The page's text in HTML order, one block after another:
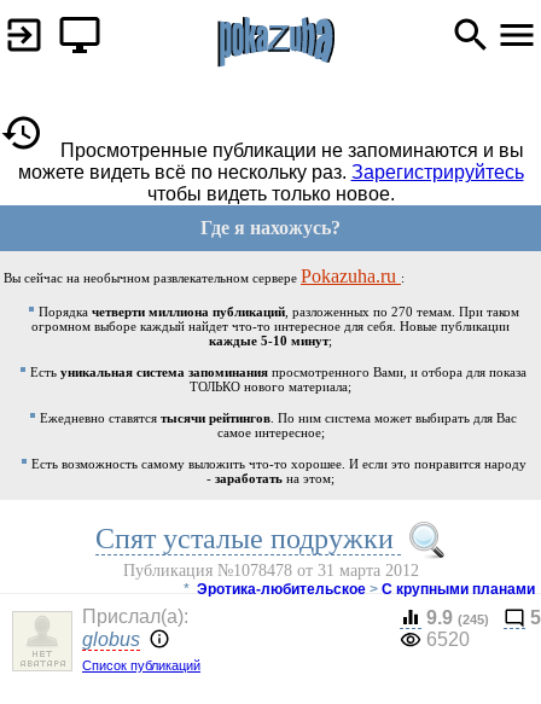
Просмотренные публикации не запоминаются и вы
можете видеть всё по нескольку раз. Зарегистрируйтесь
чтобы видеть только новое.
Где я нахожусь?
Вы сейчас на необычном развлекательном сервере Pokazuha.ru :
Порядка четверти миллиона публикаций, разложенных по 270 темам. При таком
огромном выборе каждый найдет что-то интересное для себя. Новые публикации
каждые 5-10 минут;
Есть уникальная система запоминания просмотренного Вами, и отбора для показа
ТОЛЬКО нового материала;
Ежедневно ставятся тысячи рейтингов . По ним система может выбирать для Вас
самое интересное;
Есть возможность самому выложить что-то хорошее. И если это понравится народу
- заработать на этом;
Спят усталые подружки
Публикация №1078478 от 31 марта 2012
* Эротика-любительское > С крупными планами
Прислал(a):
globus
Список публикаций
9.9 (245)
5
6520